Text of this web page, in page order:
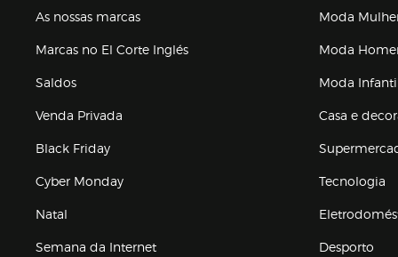
As nossas marcas
Marcas no El Corte Inglés
Saldos
Venda Privada
Black Friday
Cyber Monday
Natal
Semana da Internet
Moda
Moda
Moda
Casa e
Tecnologia
Desporto